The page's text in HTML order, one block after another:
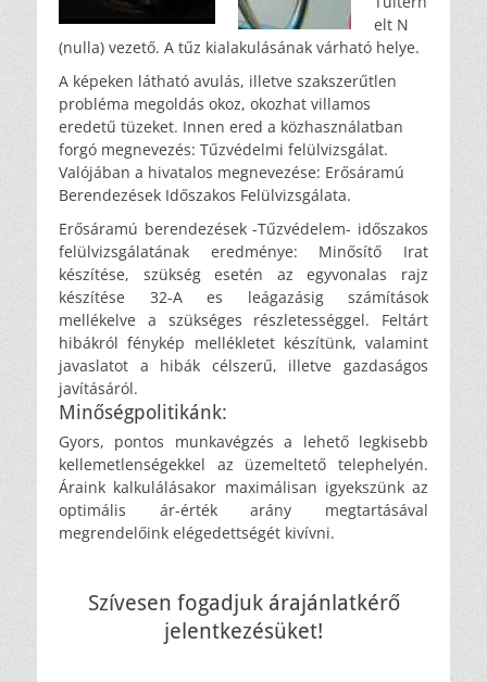
elt N
(nulla) vezető. A tűz kialakulásának várható helye.
A képeken látható avulás, illetve szakszerűtlen
probléma megoldás okoz, okozhat villamos
eredetű tüzeket. Innen ered a közhasználatban
forgó megnevezés: Tűzvédelmi felülvizsgálat.
Valójában a hivatalos megnevezése: Erősáramú
Berendezések Időszakos Felülvizsgálata.
Erősáramú berendezések -Tűzvédelem- időszakos
felülvizsgálatának eredménye: Minősítő Irat
készítése, szükség esetén az egyvonalas rajz
készítése 32-A es leágazásig számítások
mellékelve a szükséges részletességgel. Feltárt
hibákról fénykép mellékletet készítünk, valamint
javaslatot a hibák célszerű, illetve gazdaságos
javításáról.
Minőségpolitikánk:
Gyors, pontos munkavégzés a lehető legkisebb
kellemetlenségekkel az üzemeltető telephelyén.
Áraink kalkulálásakor maximálisan igyekszünk az
optimális ár-érték arány megtartásával
megrendelőink elégedettségét kivívni.
Szívesen fogadjuk árajánlatkérő
jelentkezésüket!